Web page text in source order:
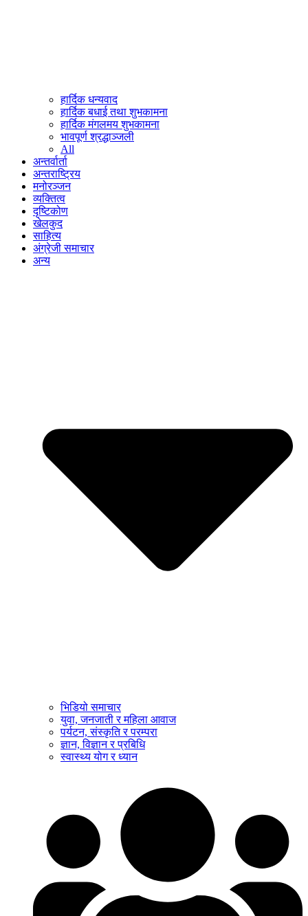
हार्दिक धन्यवाद
हार्दिक बधाई तथा शुभकामना
हार्दिक मंगलमय शुभकामना
भावपूर्ण श्रद्धाञ्जली
All
अन्तर्वार्ता
अन्तराष्ट्रिय
मनोरञ्जन
व्यक्तित्व
दृष्टिकोण
खेलकुद
साहित्य
अंग्रेजी समाचार
अन्य
भिडियो समाचार
युवा, जनजाती र महिला आवाज
पर्यटन, संस्कृति र परम्परा
ज्ञान, विज्ञान र प्रबिधि
स्वास्थ्य योग र ध्यान